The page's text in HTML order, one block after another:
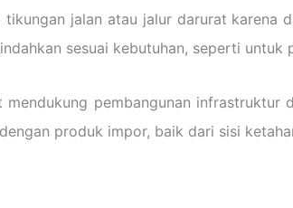
jalan atau jalur darurat karena
sesuai kebutuhan, seperti
pembangunan
produk impor, baik dari sisi